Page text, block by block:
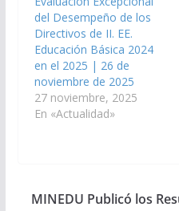
del Desempeño de los
Directivos de II. EE.
Educación Básica 2024
en el 2025 | 26 de
noviembre de 2025
27 noviembre, 2025
En «Actualidad»
MINEDU Publicó los